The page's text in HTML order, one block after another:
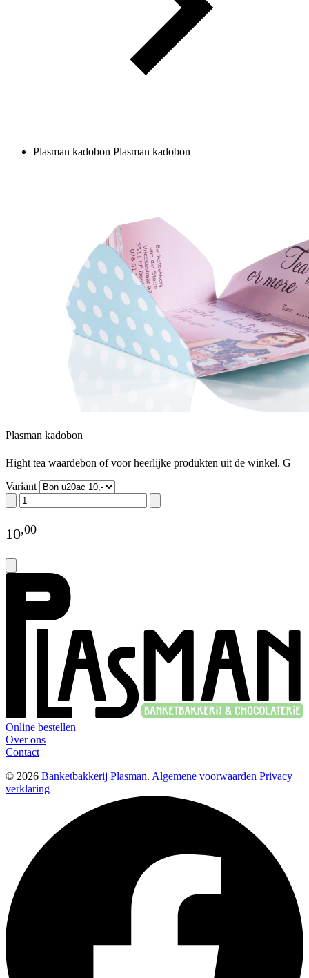
Plasman kadobon Plasman kadobon
Plasman kadobon
Hight tea waardebon of voor heerlijke produkten uit de winkel. G
Variant
10,00
Online bestellen
Over ons
Contact
© 2026 Banketbakkerij Plasman. Algemene voorwaarden Privacy
verklaring